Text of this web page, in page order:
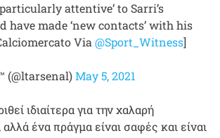
attentive’ to Sarri’s
have made ‘new contacts’ with his
Via@Sport_Witness]
(@ltarsenal)May 5, 2021
ιδιαίτερα για την χαλαρή
ένα πράγμα είναι σαφές και είναι